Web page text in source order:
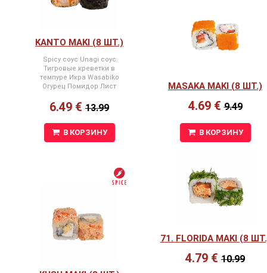
KANTO MAKI (8 ШТ.)
Spicy соус Unagi соус
Тигровые креветки в
темпуре Икра Wasabiko
Огурец Помидор Лист
6.49 € 13.99
В КОРЗИНУ
MASAKA MAKI (8 ШТ.)
4.69 €9.49
В КОРЗИНУ
71. FLORIDA MAKI (8
4.79 € 10.99